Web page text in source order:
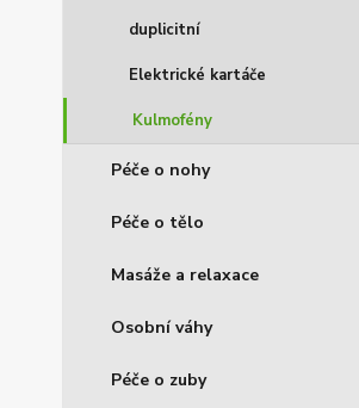
duplicitní
Elektrické kartáče
Kulmofény
Péče o nohy
Péče o tělo
Masáže a relaxace
Osobní váhy
Péče o zuby